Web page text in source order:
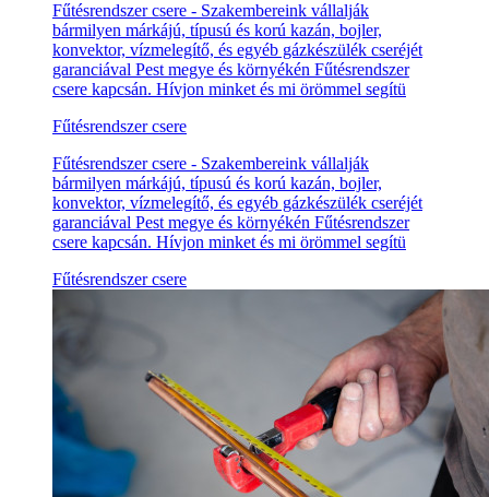
Fűtésrendszer csere - Szakembereink vállalják
bármilyen márkájú, típusú és korú kazán, bojler,
konvektor, vízmelegítő, és egyéb gázkészülék cseréjét
garanciával Pest megye és környékén Fűtésrendszer
csere kapcsán. Hívjon minket és mi örömmel segítü
Fűtésrendszer csere
Fűtésrendszer csere - Szakembereink vállalják
bármilyen márkájú, típusú és korú kazán, bojler,
konvektor, vízmelegítő, és egyéb gázkészülék cseréjét
garanciával Pest megye és környékén Fűtésrendszer
csere kapcsán. Hívjon minket és mi örömmel segítü
Fűtésrendszer csere